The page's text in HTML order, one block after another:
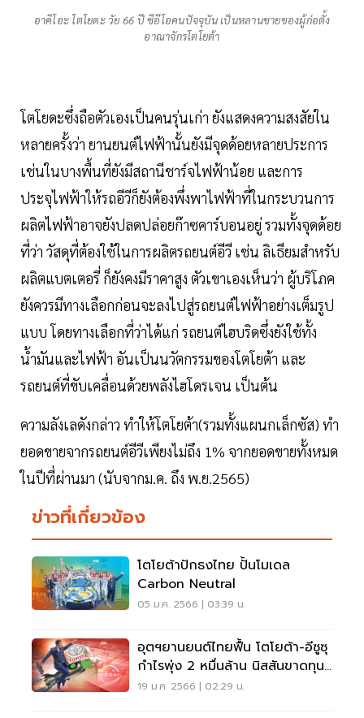
อาคิโอะ โตโยดะ วัย 66 ปี ซีอีโอคนปัจจุบัน เป็นหลานชายของผู้ก่อตั้ง
อาณาจักรโตโยต้า
โตโยดะซึ่งถือตัวเองเป็นคนรุ่นเก่า ยังแสดงความสงสัยใน
หลายครั้งว่า ยานยนต์ไฟฟ้านั้นยังมีจุดด้อยหลายประการ
เช่นในบางพื้นที่ยังมีสถานีชาร์จไฟฟ้าน้อย และการ
ประจุไฟฟ้าให้รถอีวีก็ยังต้องพึ่งพาไฟฟ้าที่ในกระบวนการ
ผลิตไฟฟ้าอาจยังปลดปล่อยก๊าซคาร์บอนอยู่ รวมทั้งจุดด้อย
ที่ว่า วัสดุที่ต้องใช้ในการผลิตรถยนต์อีวี เช่น ลิเธียมสำหรับ
ผลิตแบตเตอรี่ ก็ยังคงมีราคาสูง ตัวเขาเองเห็นว่า ผู้บริโภค
ยังควรมีทางเลือกก่อนจะลงไปสู่รถยนต์ไฟฟ้าอย่างเต็มรูป
แบบ โดยทางเลือกที่ว่าได้แก่ รถยนต์ไฮบริดซึ่งยังใช้ทั้ง
น้ำมันและไฟฟ้า อันเป็นนวัตกรรมของโตโยต้า และ
รถยนต์ที่ขับเคลื่อนด้วยพลังไฮโดรเจน เป็นต้น
ความลังเลดังกล่าว ทำให้โตโยต้า(รวมทั้งแผนกเล็กซัส) ทำ
ยอดขายจากรถยนต์อีวีเพียงไม่ถึง 1% จากยอดขายทั้งหมด
ในปีที่ผ่านมา (นับจากม.ค. ถึง พ.ย.2565)
ข่าวที่เกี่ยวข้อง
โตโยต้าปักธงไทย ปั้นโมเดล
Carbon Neutral
05 ม.ค. 2566 | 03:39 น.
อุตฯยานยนต์ไทยฟื้น โตโยต้า-อีซูซุ
กำไรพุ่ง 2 หมื่นล้าน นิสสันขาดทุน
ลดลง
19 ม.ค. 2566 | 02:29 น.